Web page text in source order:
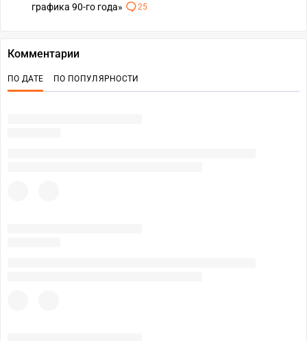
графика 90-го года»
25
Комментарии
ПО ДАТЕ ПО ПОПУЛЯРНОСТИ